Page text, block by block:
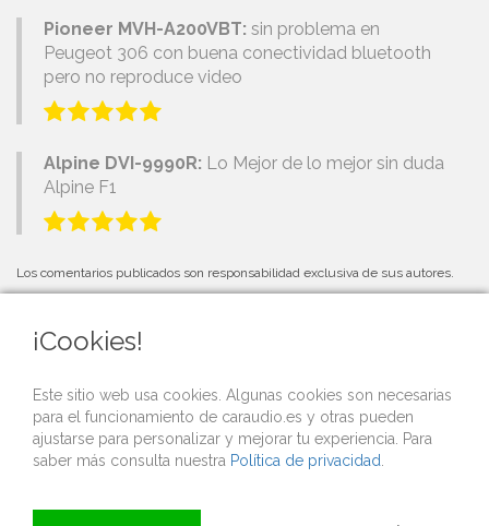
Pioneer MVH-A200VBT: sin problema en
Peugeot 306 con buena conectividad bluetooth
pero no reproduce video
Alpine DVI-9990R: Lo Mejor de lo mejor sin duda
Alpine F1
Los comentarios publicados son responsabilidad exclusiva de sus autores.
Si organizas una competición o evento de car audio y quieres que lo
publicitemos gratis desde nuestra web,contacta con nosotros.
¡Cookies!
Este sitio web usa cookies. Algunas cookies son necesarias
para el funcionamiento de caraudio.es y otras pueden
ajustarse para personalizar y mejorar tu experiencia. Para
saber más consulta nuestra Política de privacidad